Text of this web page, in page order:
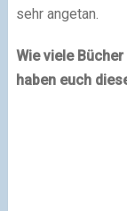
sehr angetan.
Wie viele
haben euch